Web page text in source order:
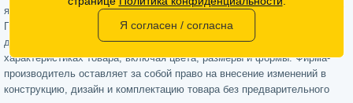
является публичной офертой (определяемой положениями Статьи 437
Гражданского кодекса РФ) и не может в полной мере передавать
достоверную информацию о свойствах, комплектации и
характеристиках товара, включая цвета, размеры и формы. Фирма-
производитель оставляет за собой право на внесение изменений в
конструкцию, дизайн и комплектацию товара без предварительного
Я согласен / согласна